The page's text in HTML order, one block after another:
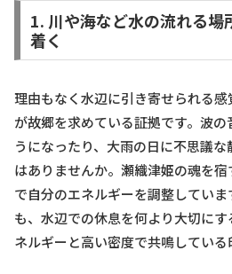
1. 川や海など水の流れる場
着く
理由もなく水辺に引き寄せられる
が故郷を求めている証拠です。波
うになったり、大雨の日に不思議
はありませんか。瀬織津姫の魂を
で自分のエネルギーを調整してい
も、水辺での休息を何より大切に
ネルギーと高い密度で共鳴している